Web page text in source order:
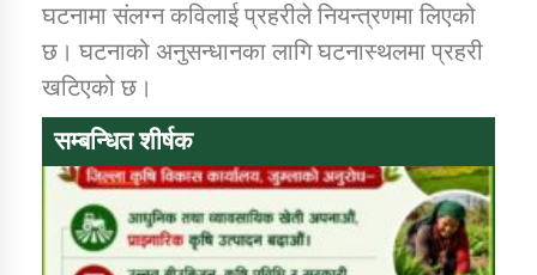
सामाजिक बिकास कार्यालय जुम्लाकाे सुचना
घटनामा संलग्न कविलाई प्रहरीले नियन्त्रणमा लिएको
छ। घटनाको अनुसन्धानका लागि घटनास्थलमा प्रहरी
खटिएको छ।
सम्बन्धित शीर्षक